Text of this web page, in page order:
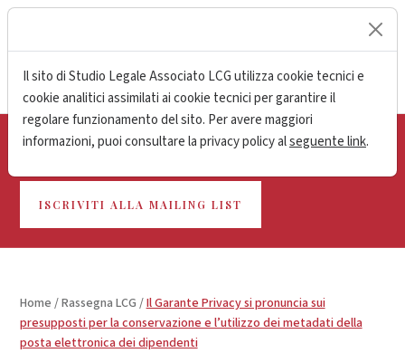
Resta aggiornato sulle ultime novità
ISCRIVITI ALLA MAILING LIST
Home /Rassegna LCG /Il Garante Privacy si pronuncia sui
presupposti per la conservazione e l’utilizzo dei metadati della
posta elettronica dei dipendenti
Il sito di Studio Legale Associato LCG utilizza cookie tecnici e
cookie analitici assimilati ai cookie tecnici per garantire il
regolare funzionamento del sito. Per avere maggiori
informazioni, puoi consultare la privacy policy alseguente link.